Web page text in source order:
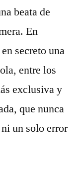
beata de
En
secreto una
entre los
exclusiva y
que nunca
un solo error